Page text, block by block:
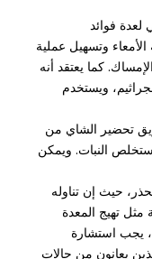
فوائد
وتسهيل عملية
كما يعتقد أنه
ويستخدم
تحضير الشاي من
النبات. ويمكن
حيث إن تناوله
مثل تهيج المعدة
يجب استشارة
يعانون من حالات